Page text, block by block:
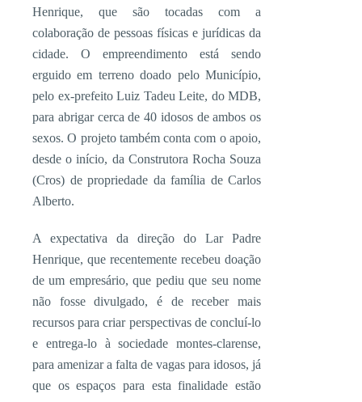
Henrique, que são tocadas com a
colaboração de pessoas físicas e jurídicas da
cidade. O empreendimento está sendo
erguido em terreno doado pelo Município,
pelo ex-prefeito Luiz Tadeu Leite, do MDB,
para abrigar cerca de 40 idosos de ambos os
sexos. O projeto também conta com o apoio,
desde o início, da Construtora Rocha Souza
(Cros) de propriedade da família de Carlos
Alberto.
A expectativa da direção do Lar Padre
Henrique, que recentemente recebeu doação
de um empresário, que pediu que seu nome
não fosse divulgado, é de receber mais
recursos para criar perspectivas de concluí-lo
e entrega-lo à sociedade montes-clarense,
para amenizar a falta de vagas para idosos, já
que os espaços para esta finalidade estão